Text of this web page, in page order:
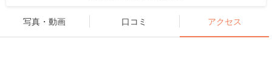
写真・動画 口コミ アクセス